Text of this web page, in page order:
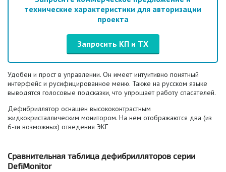
технические характеристики для авторизации
проекта
Запросить КП и ТХ
Удобен и прост в управлении. Он имеет интуитивно понятный
интерфейс и русифицированное меню. Также на русском языке
выводятся голосовые подсказки, что упрощает работу спасателей.
Дефибриллятор оснащен высококонтрастным
жидкокристаллическим монитором. На нем отображаются два (из
6-ти возможных) отведения ЭКГ
Сравнительная таблица дефибрилляторов серии
DefiMonitor